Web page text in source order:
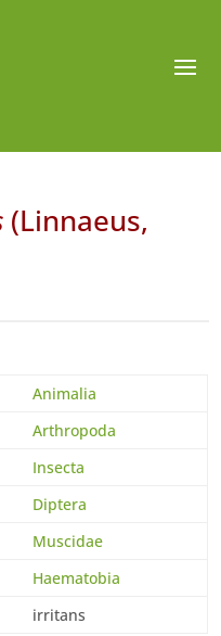
(Linnaeus,
Animalia
Arthropoda
Insecta
Diptera
Muscidae
Haematobia
irritans